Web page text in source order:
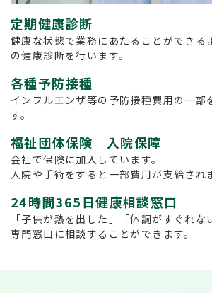
定期健康診断
健康な状態で業務にあたることができる
の健康診断を行います。
各種予防接種
インフルエンザ等の予防接種費用の一部
す。
福祉団体保険 入院保障
会社で保険に加入しています。
入院や手術をすると一部費用が支給され
24時間365日健康相談窓口
「子供が熱を出した」「体調がすぐれ
専門窓口に相談することができます。